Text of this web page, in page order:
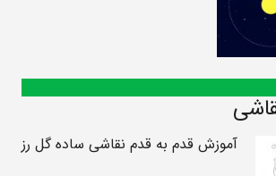
آموزش قدم به قدم نقاشی ساده گل رز